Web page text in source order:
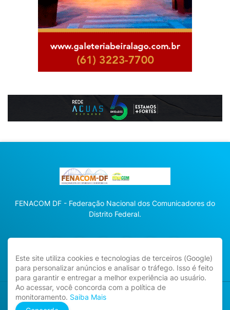
FENACOM DF - Federação Nacional dos Comunicadores do
Distrito Federal.
Direitos Reservados -
Este site utiliza cookies e tecnologias de terceiros (Google)
para personalizar anúncios e analisar o tráfego. Isso é feito
para garantir e entregar a melhor experiência ao usuário.
Ao acessar, você concorda com a política de
monitoramento. Saiba Mais